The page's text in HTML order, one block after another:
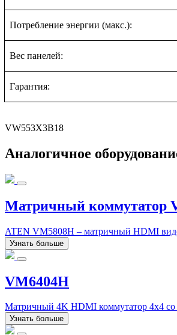
Потребление энергии (макс.):
Вес панелей:
Гарантия:
VW553X3B18
Аналогичное
Матричный коммутатор
ATEN VM5808H – матричный HDMI
Узнать больше
VM6404H
Матричный 4K HDMI коммутатор 4x4 со
Узнать больше